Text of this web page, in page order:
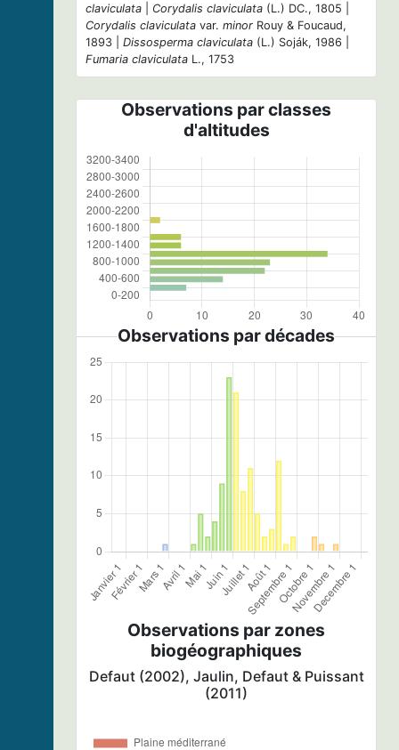
claviculata
Corydalis claviculata (L.) DC., 1805 |
Corydalis claviculata var. minor Rouy & Foucaud,
1893 | Dissosperma claviculata (L.) Soják, 1986 |
Fumaria claviculata L., 1753
Observations par classes
d'altitudes
Observations par décades
Observations par zones
biogéographiques
Defaut (2002), Jaulin, Defaut & Puissant
(2011)